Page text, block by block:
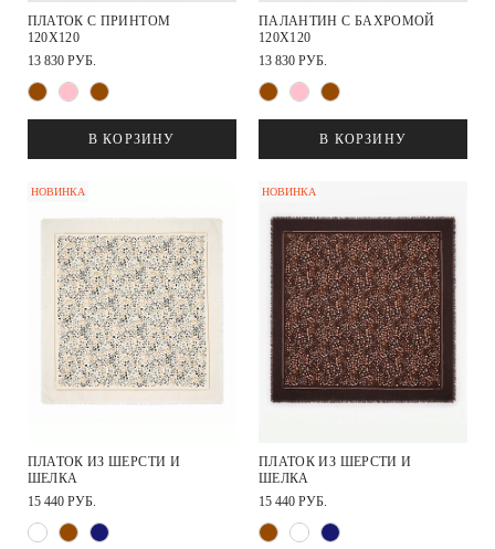
ПЛАТОК С ПРИНТОМ
120Х120
13 830 РУБ.
В КОРЗИНУ
ПАЛАНТИН С БАХРОМОЙ
120Х120
13 830 РУБ.
В КОРЗИНУ
НОВИНКА
ПЛАТОК ИЗ ШЕРСТИ И
ШЕЛКА
15 440 РУБ.
НОВИНКА
ПЛАТОК ИЗ ШЕРСТИ И
ШЕЛКА
15 440 РУБ.